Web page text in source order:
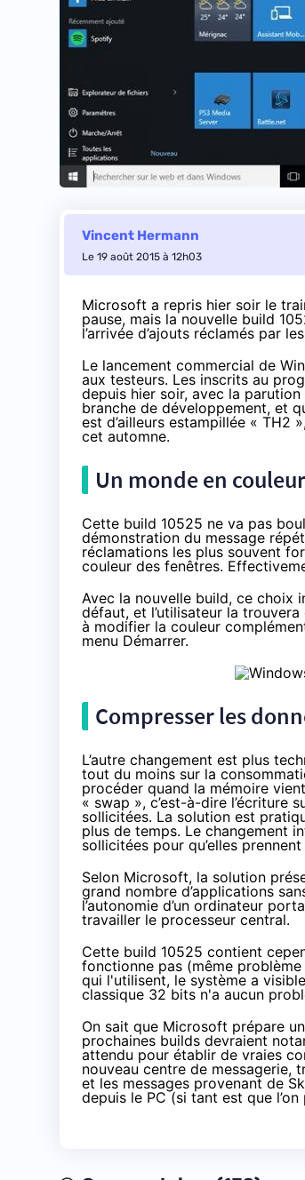
Vincent Hermann
Le 19 août 2015 à 12h03
Microsoft a repris hier soir le
pause, mais la nouvelle build
l’arrivée d’ajouts réclamés par
Le lancement commercial de
aux testeurs. Les inscrits au
depuis hier soir, avec la parution
branche de développement, et
est d’ailleurs estampillée « TH2
cet automne.
Un monde en
Cette build 10525 ne va pas
démonstration du message
réclamations les plus souvent
couleur des fenêtres.
Avec la nouvelle build, ce choix
défaut, et l’utilisateur la
à modifier la couleur
menu Démarrer.
Compresser les
L’autre changement est plus
tout du moins sur la
procéder quand la mémoire
« swap », c’est-à-dire l’écriture
sollicitées. La solution est
plus de temps. Le changement
sollicitées pour qu’elles
Selon Microsoft, la solution
grand nombre d’applications
l’autonomie d’un ordinateur
travailler le processeur central.
Cette build 10525 contient
fonctionne pas (même
qui l'utilisent, le système a
classique 32 bits n'a aucun
On sait que Microsoft prépare
prochaines builds devraient
attendu pour établir de vraies
nouveau centre de messagerie,
et les messages provenant de
depuis le PC (si tant est que